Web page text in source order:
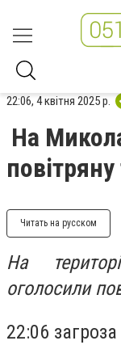
22:06, 4 квітня 2025 р.
На
Читать на русском
На
оголосили
22:06